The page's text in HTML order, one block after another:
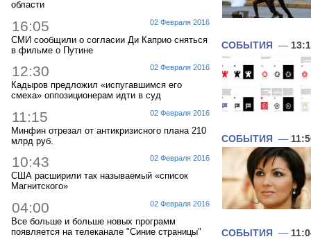
области
02 Февраля 2016
16:05
СМИ сообщили о согласии Ди Каприо сняться
в фильме о Путине
02 Февраля 2016
12:30
Кадыров предложил «испугавшимся его
смеха» оппозиционерам идти в суд
02 Февраля 2016
11:15
Минфин отрезал от антикризисного плана 210
млрд руб.
02 Февраля 2016
10:43
США расширили так называемый «список
Магнитского»
02 Февраля 2016
04:00
Все больше и больше новых программ
появляется на телеканале "Синие страницы"
СОБЫТИЯ —
СОБЫТИЯ —
СОБЫТИЯ —